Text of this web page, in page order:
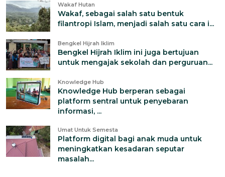
Wakaf Hutan
Wakaf, sebagai salah satu bentuk
filantropi Islam, menjadi salah satu cara i...
Bengkel Hijrah Iklim
Bengkel Hijrah Iklim ini juga bertujuan
untuk mengajak sekolah dan perguruan...
Knowledge Hub
Knowledge Hub berperan sebagai
platform sentral untuk penyebaran
informasi, ...
Umat Untuk Semesta
Platform digital bagi anak muda untuk
meningkatkan kesadaran seputar
masalah...